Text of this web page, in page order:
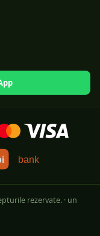
bank
rezervate. · un